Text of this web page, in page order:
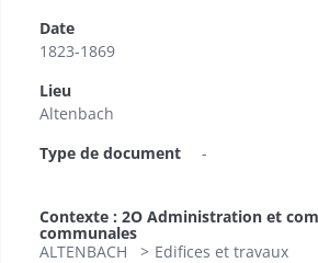
Date
1823-1869
Lieu
Altenbach
Type de document
-
Contexte : 2O Administration et
communales
ALTENBACH
Edifices et travaux